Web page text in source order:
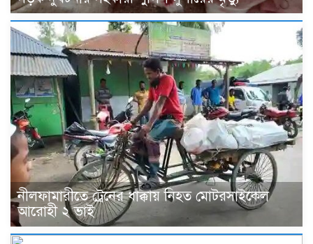
নীলফামারীতে ট্রেনের ধাক্কায় নিহত মোটরসাইকেল
আরোহী ২ ভাই